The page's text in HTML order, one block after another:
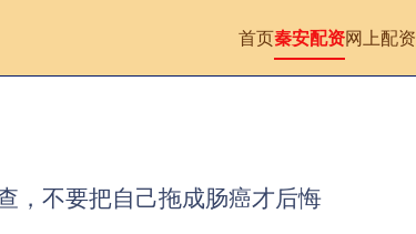
首页秦安配资网上配资
，不要把自己拖成肠癌才后悔